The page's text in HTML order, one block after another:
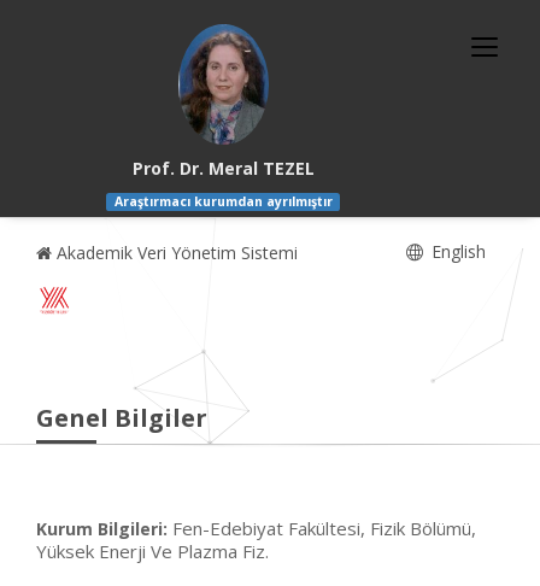
Prof. Dr. Meral TEZEL
Araştırmacı kurumdan ayrılmıştır
Akademik Veri Yönetim Sistemi English
Genel Bilgiler
Kurum Bilgileri: Fen-Edebiyat Fakültesi, Fizik Bölümü,
Yüksek Enerji Ve Plazma Fiz.